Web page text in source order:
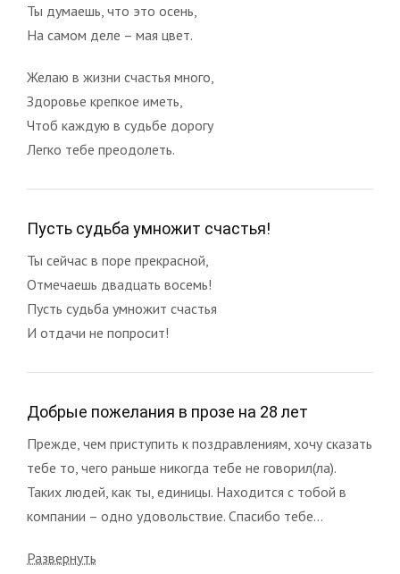
Ты думаешь, что это осень,
На самом деле – мая цвет.
Желаю в жизни счастья много,
Здоровье крепкое иметь,
Чтоб каждую в судьбе дорогу
Легко тебе преодолеть.
Пусть судьба умножит счастья!
Ты сейчас в поре прекрасной,
Отмечаешь двадцать восемь!
Пусть судьба умножит счастья
И отдачи не попросит!
Добрые пожелания в прозе на 28 лет
Прежде, чем приступить к поздравлениям, хочу сказать
тебе то, чего раньше никогда тебе не говорил(ла).
Таких людей, как ты, единицы. Находится с тобой в
компании – одно удовольствие. Спасибо тебе...
Развернуть